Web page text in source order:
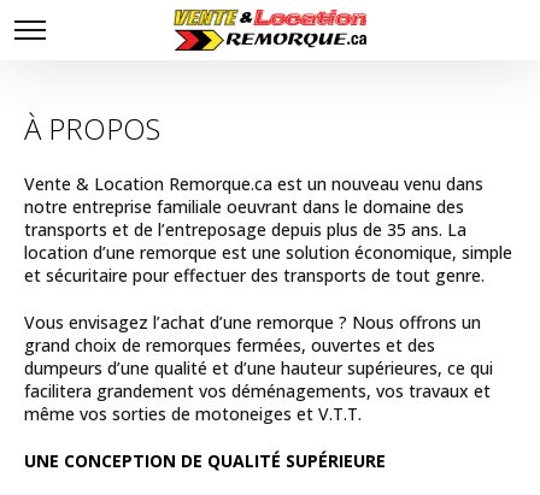
À PROPOS
Vente & Location Remorque.ca est un nouveau venu dans
notre entreprise familiale oeuvrant dans le domaine des
transports et de l’entreposage depuis plus de 35 ans. La
location d’une remorque est une solution économique, simple
et sécuritaire pour effectuer des transports de tout genre.
Vous envisagez l’achat d’une remorque ? Nous offrons un
grand choix de remorques fermées, ouvertes et des
dumpeurs d’une qualité et d’une hauteur supérieures, ce qui
facilitera grandement vos déménagements, vos travaux et
même vos sorties de motoneiges et V.T.T.
UNE CONCEPTION DE QUALITÉ SUPÉRIEURE